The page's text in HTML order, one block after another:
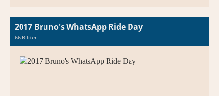
2017 Bruno's WhatsApp Ride Day
66 Bilder